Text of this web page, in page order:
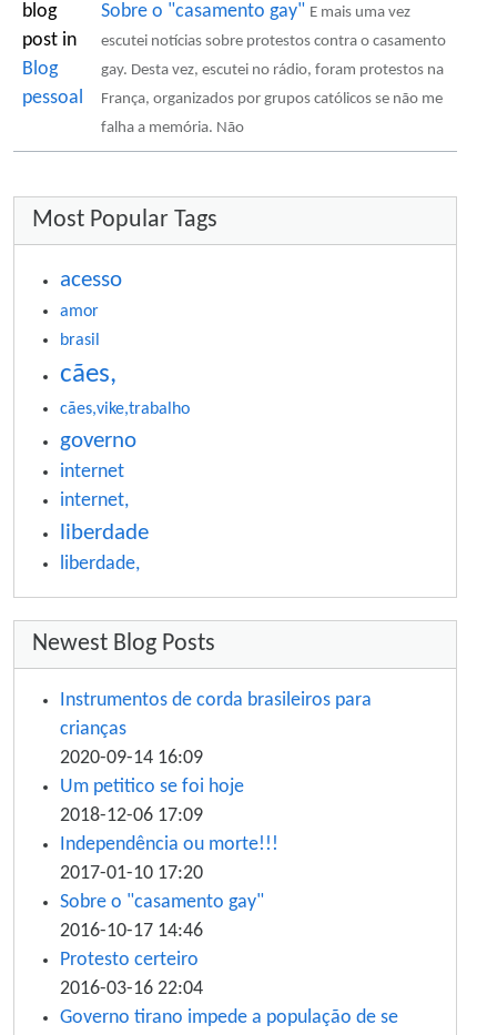
blog
post in
Blog
pessoal
Sobre o "casamento gay" E mais uma vez
escutei notícias sobre protestos contra o casamento
gay. Desta vez, escutei no rádio, foram protestos na
França, organizados por grupos católicos se não me
falha a memória. Não
More content and functionality (right
Most Popular Tags
acesso
amor
brasil
cães,
cães,vike,trabalho
governo
internet
internet,
liberdade
liberdade,
Newest Blog Posts
Instrumentos de corda brasileiros para
crianças
2020-09-14 16:09
Um petitico se foi hoje
2018-12-06 17:09
Independência ou morte!!!
2017-01-10 17:20
Sobre o "casamento gay"
2016-10-17 14:46
Protesto certeiro
2016-03-16 22:04
Governo tirano impede a população de se